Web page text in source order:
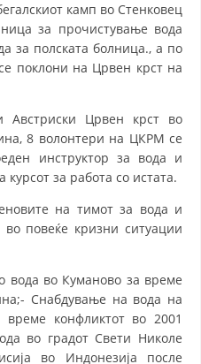
камп во Стенковец
за прочистување вода
за полската болница., а по
поклони на Црвен крст на
Црвен крст во
8 волонтери на ЦКРМ се
инструктор за вода и
за работа со истата.
на тимот за вода и
повеќе кризни ситуации
вода во Куманово за време
Снабдување на вода на
конфликтот во 2001
во градот Свети Николе
во Индонезија после